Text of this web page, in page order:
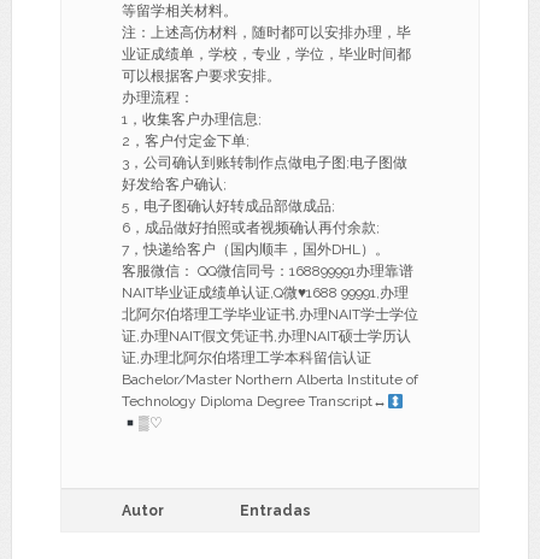
等留学相关材料。
注：上述高仿材料，随时都可以安排办理，毕
业证成绩单，学校，专业，学位，毕业时间都
可以根据客户要求安排。
办理流程：
1，收集客户办理信息;
2，客户付定金下单;
3，公司确认到账转制作点做电子图;电子图做
好发给客户确认;
5，电子图确认好转成品部做成品;
6，成品做好拍照或者视频确认再付余款;
7，快递给客户（国内顺丰，国外DHL）。
客服微信： QQ微信同号：168899991办理靠谱
NAIT毕业证成绩单认证,Q微♥1688 99991,办理
北阿尔伯塔理工学毕业证书,办理NAIT学士学位
证,办理NAIT假文凭证书,办理NAIT硕士学历认
证,办理北阿尔伯塔理工学本科留信认证
Bachelor/Master Northern Alberta Institute of
Technology Diploma Degree Transcript↔
▒♡
Autor Entradas